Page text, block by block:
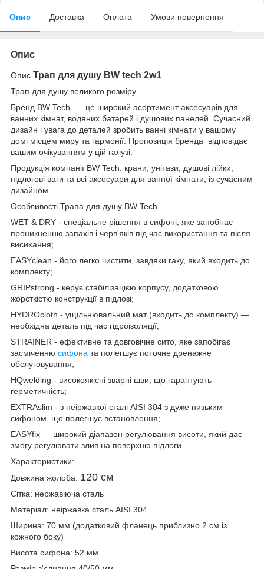
Опис Доставка Оплата Умови повернення
Опис
Опис Трап для душу BW tech 2w1
Трап для душу великого розміру
Бренд BW Tech — це широкий асортимент аксесуарів для
ванних кімнат, водяних батарей і душових панелей. Сучасний
дизайн і увага до деталей зробить ванні кімнати у вашому
домі місцем миру та гармонії. Пропозиція бренда відповідає
вашим очікуванням у цій галузі.
Продукція компанії BW Tech: крани, унітази, душові лійки,
підлогові ваги та всі аксесуари для ванної кімнати, із сучасним
дизайном.
Особливості Трапа для душу BW Tech
WET & DRY - спеціальне рішення в сифоні, яке запобігає
проникненню запахів і черв'яків під час використання та після
висихання;
EASYclean - його легко чистити, завдяки гаку, який входить до
комплекту;
GRIPstrong - керує стабілізацією корпусу, додатковою
жорсткістю конструкції в підлозі;
HYDROcloth - ущільнювальний мат (входить до комплекту) —
необхідна деталь під час гідроізоляції;
STRAINER - ефективне та довговічне сито, яке запобігає
засміченню сифона та полегшує поточне дренажне
обслуговування;
HQwelding - високоякісні зварні шви, що гарантують
герметичність;
EXTRAslim - з неіржавкої сталі AISI 304 з дуже низьким
сифоном, що полегшує встановлення;
EASYfix — широкий діапазон регулювання висоти, який дає
змогу регулювати злив на поверхню підлоги.
Характеристики:
Довжина жолоба: 120 см
Сітка: нержавіюча сталь
Матеріал: неіржавка сталь AISI 304
Ширина: 70 мм (додатковий фланець приблизно 2 см із
кожного боку)
Висота сифона: 52 мм